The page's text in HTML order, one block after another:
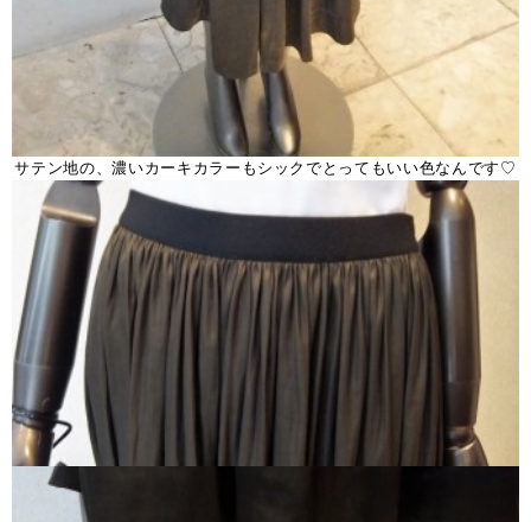
サテン地の、濃いカーキカラーもシックでとってもいい色なんです♡